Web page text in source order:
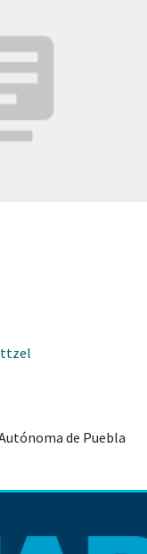
de Puebla